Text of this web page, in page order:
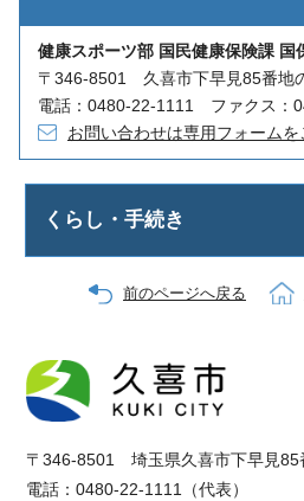
健康スポーツ部 国民健康保険課 国
〒346-8501 久喜市下早見85番地
電話：0480-22-1111 ファクス：
お問い合わせは専用フォームを
くらし・手続き
前のページへ戻る
〒346-8501 埼玉県久喜市下早見85
電話：0480-22-1111（代表）